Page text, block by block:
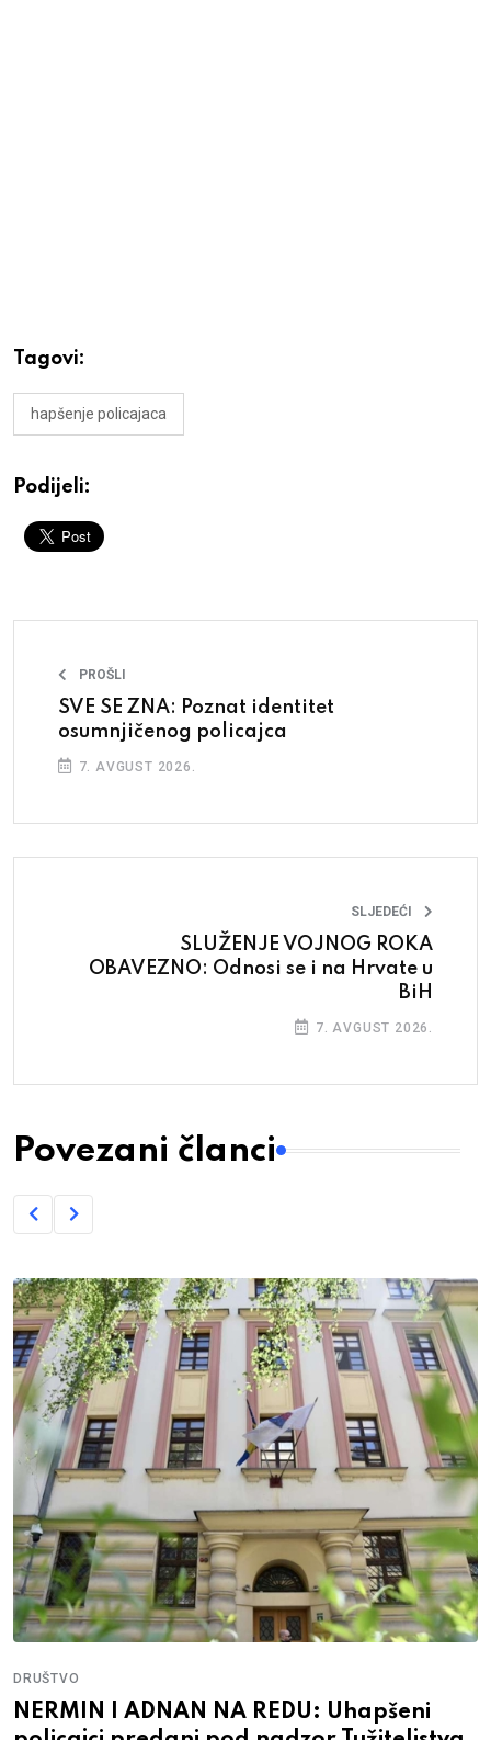
Tagovi:
hapšenje policajaca
Podijeli:
PROŠLI
SVE SE ZNA: Poznat identitet
osumnjičenog policajca
7. AVGUST 2026.
SLJEDEĆI
SLUŽENJE VOJNOG ROKA
OBAVEZNO: Odnosi se i na Hrvate u
BiH
7. AVGUST 2026.
Povezani članci
DRUŠTVO
NERMIN I ADNAN NA REDU: Uhapšeni